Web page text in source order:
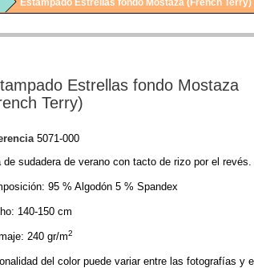
Estampado Estrellas fondo Mostaza (French Terry)
Estrellas fondo Mostaza
Terry)
5071-000
de sudadera de verano con tacto de rizo por el revés.
95 % Algodón 5 % Spandex
140-150 cm
240 gr/m2
del color puede variar entre las fotografías y el